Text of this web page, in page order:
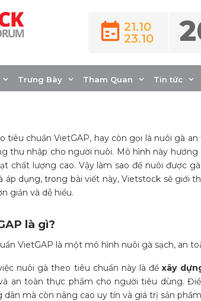
21.10
23.10
Trưng Bày Tham Quan Tin tức
gà VietGAP sạch
tiêu chuẩn VietGAP, hay còn gọi là nuôi gà
thu nhập cho người nuôi. Mô hình này hướng
chất lượng cao. Vậy làm sao để nuôi được
áp dụng, trong bài viết này, Vietstock sẽ giới
giản và dễ hiểu.
là gì?
VietGAP là một mô hình nuôi gà sạch, an
nuôi gà theo tiêu chuẩn này là đểxây
an toàn thực phẩm cho người tiêu dùng.
mà còn nâng cao uy tín và giá trị sản